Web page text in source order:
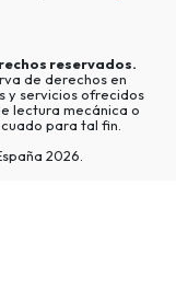
reservados.
de derechos en
y servicios ofrecidos
lectura mecánica o
para tal fin.
2026.